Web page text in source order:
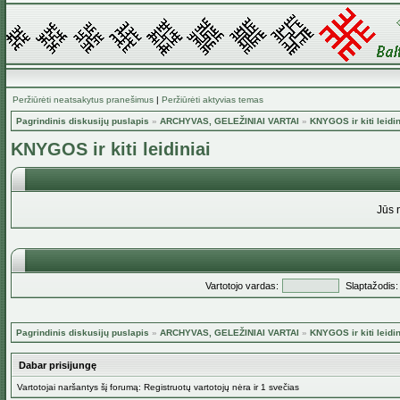
Peržiūrėti neatsakytus pranešimus | Peržiūrėti aktyvias temas
Pagrindinis diskusijų puslapis » ARCHYVAS, GELEŽINIAI VARTAI » KNYGOS ir kiti
KNYGOS ir kiti leidiniai
Jūs
Vartotojo vardas: Slaptažodis:
Pagrindinis diskusijų puslapis » ARCHYVAS, GELEŽINIAI VARTAI » KNYGOS ir kiti
Dabar prisijungę
Vartotojai naršantys šį forumą: Registruotų vartotojų nėra ir 1 svečias